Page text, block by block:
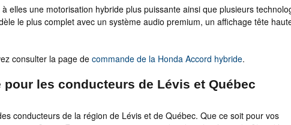
elles une motorisation hybride plus puissante ainsi que plusieurs
le plus complet avec un système audio premium, un affichage tête
consulter la page de commande de la Honda Accord hybride.
les conducteurs de Lévis et Québec
conducteurs de la région de Lévis et de Québec. Que ce soit pour vos